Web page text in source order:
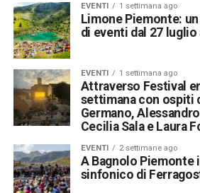
EVENTI 1 settimana ago
Limone Piemonte:
di eventi dal 27 luglio
EVENTI 1 settimana ago
Attraverso Festival
settimana con ospiti
Germano,
Cecilia Sala e Laura
EVENTI 2 settimane ago
A Bagnolo Piemonte
sinfonico di